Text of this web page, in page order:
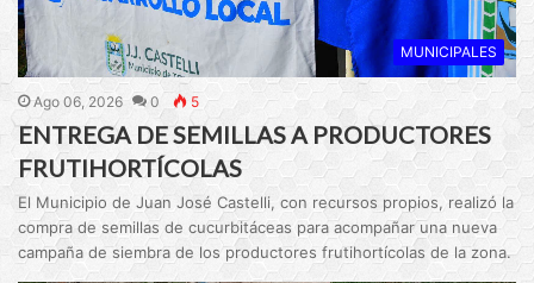
MUNICIPALES
Ago 06, 2026 0 5
ENTREGA DE SEMILLAS A PRODUCTORES
FRUTIHORTÍCOLAS
El Municipio de Juan José Castelli, con recursos propios, realizó la
compra de semillas de cucurbitáceas para acompañar una nueva
campaña de siembra de los productores frutihortícolas de la zona.